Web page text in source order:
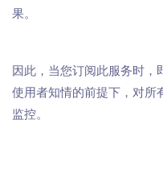
果。
因此，当您订阅此服务时，
使用者知情的前提下，对所
监控。